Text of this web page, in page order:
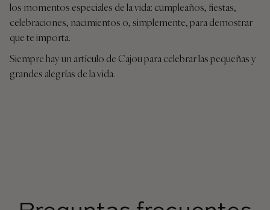
los momentos especiales de la vida: cumpleaños, fiestas,
celebraciones, nacimientos o, simplemente, para demostrar
que te importa.
Siempre hay un artículo de Cajou para celebrar las pequeñas y
grandes alegrías de la vida.